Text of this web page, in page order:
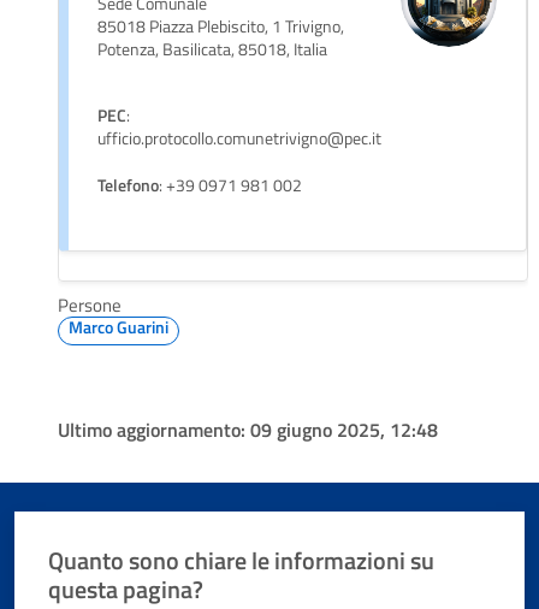
85018 Piazza Plebiscito, 1 Trivigno,
Potenza, Basilicata, 85018, Italia
PEC:
ufficio.protocollo.comunetrivigno@pec.it
Telefono: +39 0971 981 002
Persone
Marco Guarini
Ultimo aggiornamento: 09 giugno 2025, 12:48
Quanto sono chiare le informazioni su
questa pagina?